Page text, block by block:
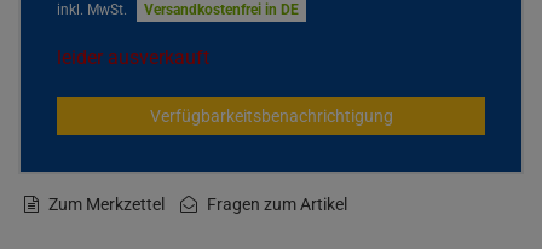
inkl. MwSt. Versandkostenfrei in DE
leider ausverkauft
Verfügbarkeitsbenachrichtigung
Zum Merkzettel Fragen zum Artikel